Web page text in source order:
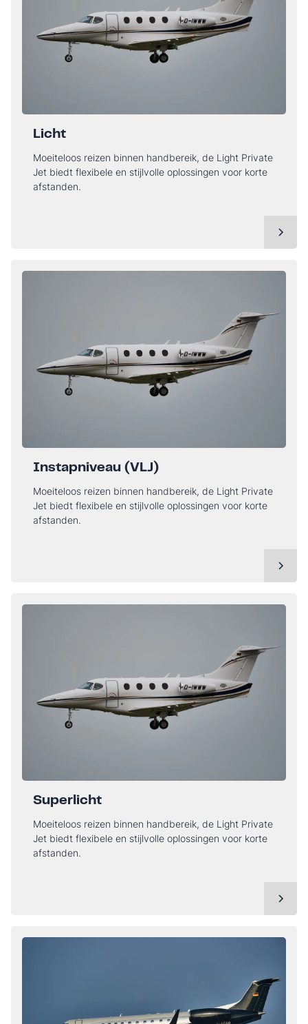
Licht
Moeiteloos reizen binnen handbereik, de Light Private
Jet biedt flexibele en stijlvolle oplossingen voor korte
afstanden.
Instapniveau (VLJ)
Moeiteloos reizen binnen handbereik, de Light Private
Jet biedt flexibele en stijlvolle oplossingen voor korte
afstanden.
Superlicht
Moeiteloos reizen binnen handbereik, de Light Private
Jet biedt flexibele en stijlvolle oplossingen voor korte
afstanden.